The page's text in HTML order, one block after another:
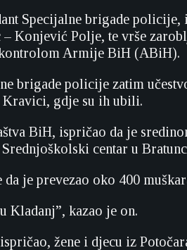
Specijalne brigade
Konjević Polje, te vrše
Armije BiH (ABiH).
brigade policije zatim
gdje su ih ubili.
BiH, ispričao da je
centar u
je prevezao oko 400
Kladanj”, kazao je on.
žene i djecu iz